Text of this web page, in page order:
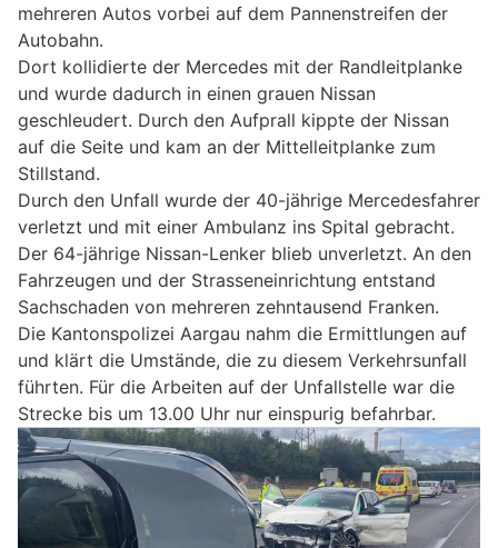
mehreren Autos vorbei auf dem Pannenstreifen der
Autobahn.
Dort kollidierte der Mercedes mit der Randleitplanke
und wurde dadurch in einen grauen Nissan
geschleudert. Durch den Aufprall kippte der Nissan
auf die Seite und kam an der Mittelleitplanke zum
Stillstand.
Durch den Unfall wurde der 40-jährige Mercedesfahrer
verletzt und mit einer Ambulanz ins Spital gebracht.
Der 64-jährige Nissan-Lenker blieb unverletzt. An den
Fahrzeugen und der Strasseneinrichtung entstand
Sachschaden von mehreren zehntausend Franken.
Die Kantonspolizei Aargau nahm die Ermittlungen auf
und klärt die Umstände, die zu diesem Verkehrsunfall
führten. Für die Arbeiten auf der Unfallstelle war die
Strecke bis um 13.00 Uhr nur einspurig befahrbar.